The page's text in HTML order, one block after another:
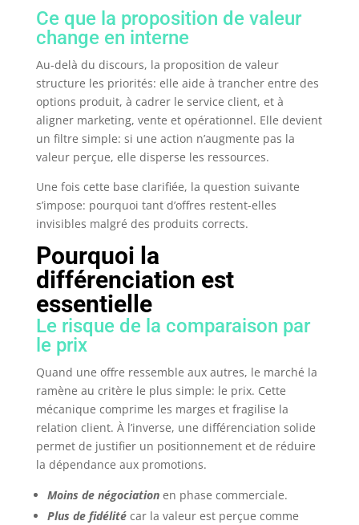
Ce que la proposition de valeur
change en interne
Au-delà du discours, la proposition de valeur
structure les priorités: elle aide à trancher entre des
options produit, à cadrer le service client, et à
aligner marketing, vente et opérationnel. Elle devient
un filtre simple: si une action n’augmente pas la
valeur perçue, elle disperse les ressources.
Une fois cette base clarifiée, la question suivante
s’impose: pourquoi tant d’offres restent-elles
invisibles malgré des produits corrects.
Pourquoi la
différenciation est
essentielle
Le risque de la comparaison par
le prix
Quand une offre ressemble aux autres, le marché la
ramène au critère le plus simple: le prix. Cette
mécanique comprime les marges et fragilise la
relation client. À l’inverse, une différenciation solide
permet de justifier un positionnement et de réduire
la dépendance aux promotions.
Moins de négociationen phase commerciale.
Plus de fidélitécar la valeur est perçue comme